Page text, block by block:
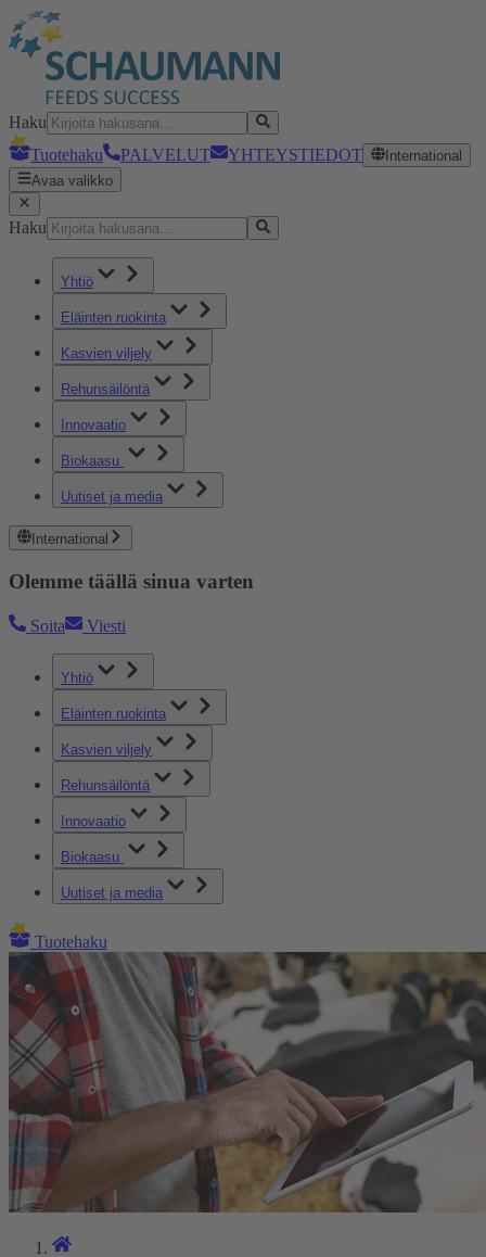
Haku
Tuotehaku
PALVELUT YHTEYSTIEDOT
International
Avaa valikko
Haku
Yhtiö
Eläinten ruokinta
Kasvien viljely
Rehunsäilöntä
Innovaatio
Biokaasu
Uutiset ja media
International
Olemme täällä sinua varten
Soita Viesti
Yhtiö
Eläinten ruokinta
Kasvien viljely
Rehunsäilöntä
Innovaatio
Biokaasu
Uutiset ja media
Tuotehaku